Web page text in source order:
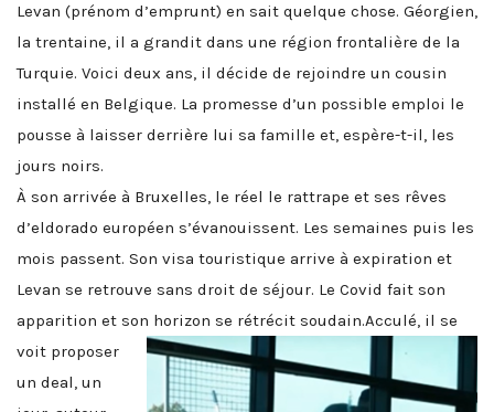
Levan (prénom d’emprunt) en sait quelque chose. Géorgien,
la trentaine, il a grandit dans une région frontalière de la
Turquie. Voici deux ans, il décide de rejoindre un cousin
installé en Belgique. La promesse d’un possible emploi le
pousse à laisser derrière lui sa famille et, espère-t-il, les
jours noirs.
À son arrivée à Bruxelles, le réel le rattrape et ses rêves
d’eldorado européen s’évanouissent. Les semaines puis les
mois passent. Son visa touristique arrive à expiration et
Levan se retrouve sans droit de séjour. Le Covid fait son
apparition et son horizon se rétrécit soudain.Acculé, il se
voit proposer
un deal, un